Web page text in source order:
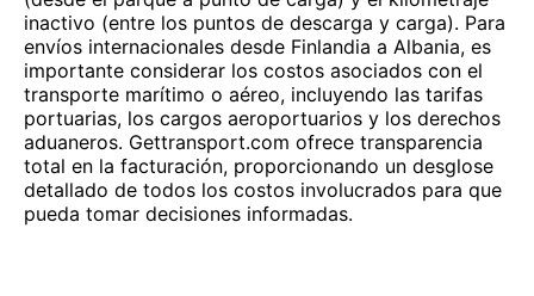
inactivo (entre los puntos de descarga y carga). Para
envíos internacionales desde Finlandia a Albania, es
importante considerar los costos asociados con el
transporte marítimo o aéreo, incluyendo las tarifas
portuarias, los cargos aeroportuarios y los derechos
aduaneros. Gettransport.com ofrece transparencia
total en la facturación, proporcionando un desglose
detallado de todos los costos involucrados para que
pueda tomar decisiones informadas.